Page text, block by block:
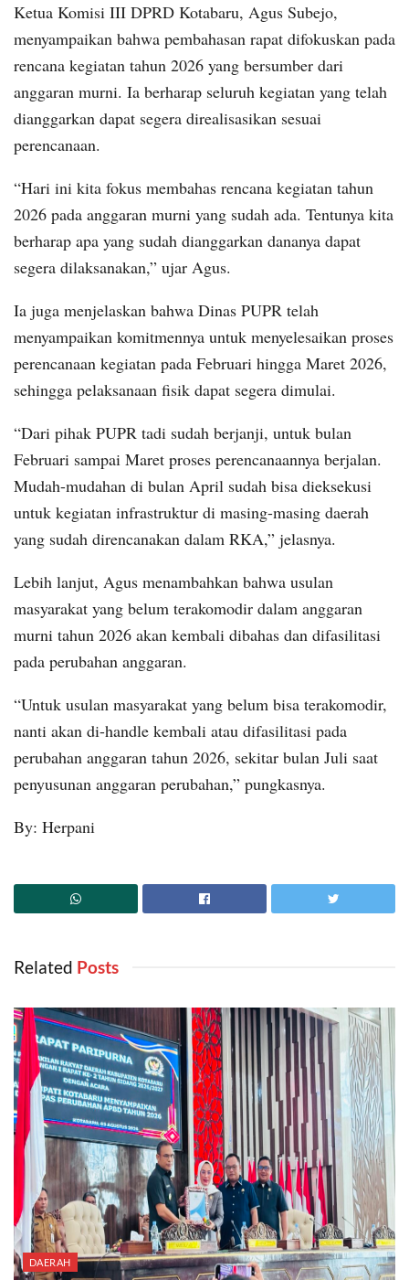
Ketua Komisi III DPRD Kotabaru, Agus Subejo,
menyampaikan bahwa pembahasan rapat difokuskan pada
rencana kegiatan tahun 2026 yang bersumber dari
anggaran murni. Ia berharap seluruh kegiatan yang telah
dianggarkan dapat segera direalisasikan sesuai
perencanaan.
“Hari ini kita fokus membahas rencana kegiatan tahun
2026 pada anggaran murni yang sudah ada. Tentunya kita
berharap apa yang sudah dianggarkan dananya dapat
segera dilaksanakan,” ujar Agus.
Ia juga menjelaskan bahwa Dinas PUPR telah
menyampaikan komitmennya untuk menyelesaikan proses
perencanaan kegiatan pada Februari hingga Maret 2026,
sehingga pelaksanaan fisik dapat segera dimulai.
“Dari pihak PUPR tadi sudah berjanji, untuk bulan
Februari sampai Maret proses perencanaannya berjalan.
Mudah-mudahan di bulan April sudah bisa dieksekusi
untuk kegiatan infrastruktur di masing-masing daerah
yang sudah direncanakan dalam RKA,” jelasnya.
Lebih lanjut, Agus menambahkan bahwa usulan
masyarakat yang belum terakomodir dalam anggaran
murni tahun 2026 akan kembali dibahas dan difasilitasi
pada perubahan anggaran.
“Untuk usulan masyarakat yang belum bisa terakomodir,
nanti akan di-handle kembali atau difasilitasi pada
perubahan anggaran tahun 2026, sekitar bulan Juli saat
penyusunan anggaran perubahan,” pungkasnya.
By: Herpani
Related ‎ Posts
DAERAH